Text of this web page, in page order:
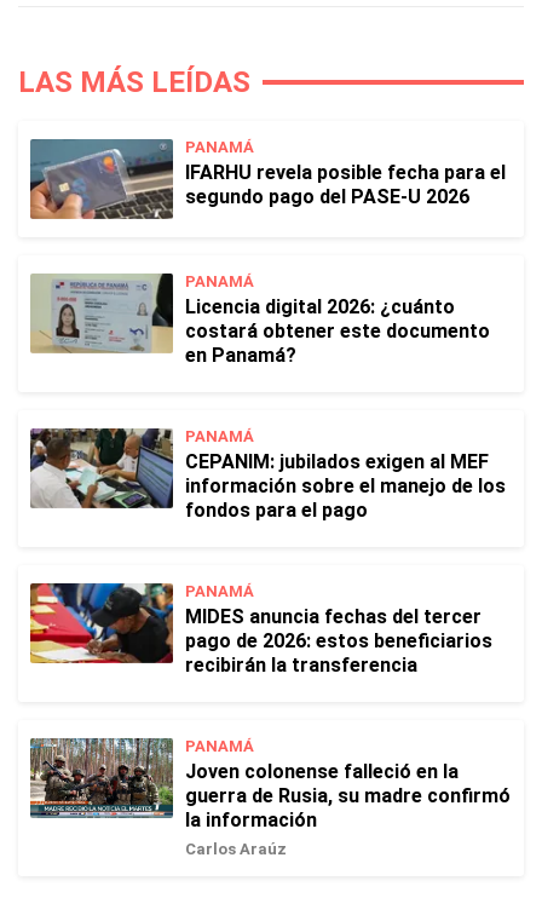
LAS MÁS LEÍDAS
PANAMÁ
IFARHU revela posible fecha para el
segundo pago del PASE-U 2026
PANAMÁ
Licencia digital 2026: ¿cuánto
costará obtener este documento
en Panamá?
PANAMÁ
CEPANIM: jubilados exigen al MEF
información sobre el manejo de los
fondos para el pago
PANAMÁ
MIDES anuncia fechas del tercer
pago de 2026: estos beneficiarios
recibirán la transferencia
PANAMÁ
Joven colonense falleció en la
guerra de Rusia, su madre confirmó
la información
Carlos Araúz